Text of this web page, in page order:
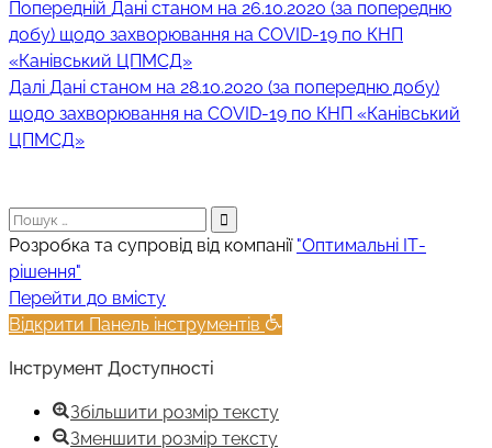
Навігація
записів
Попередній Попередній
запис:
Дані станом на 26.10.2020 (за попередню
добу) щодо захворювання на COVID-19 по КНП
«Канівський ЦПМСД»
Далі Наступний
запис:
Дані станом на 28.10.2020 (за попередню добу)
щодо захворювання на COVID-19 по КНП «Канівський
ЦПМСД»
Пошук:
Розробка та супровід від компанії "Оптимальні ІТ-
рішення"
Прокрутка
вгору
Перейти до вмісту
Відкрити Панель інструментів
Інструмент Доступності
Збільшити розмір тексту
Зменшити розмір тексту